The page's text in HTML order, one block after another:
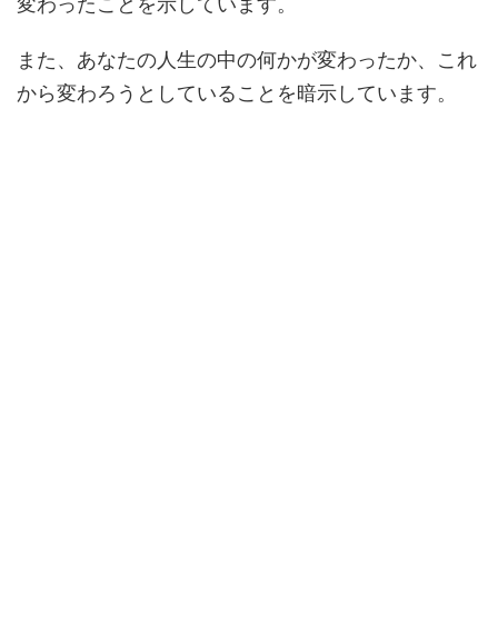
また、あなたの人生の中の何かが変わったか、これ
から変わろうとしていることを暗示しています。